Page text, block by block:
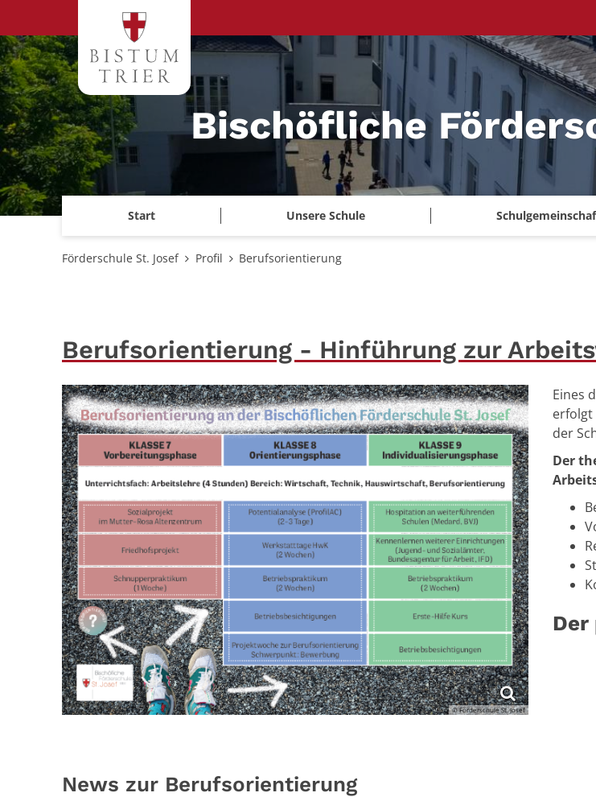
Bischöfliche
Start Unsere Schule
Förderschule St. Josef Profil Berufsorientierung
Berufsorientierung - Hinführung zur
© Förderschule St. Josef
Eines
erfolgt
der
Der
News zur Berufsorientierung